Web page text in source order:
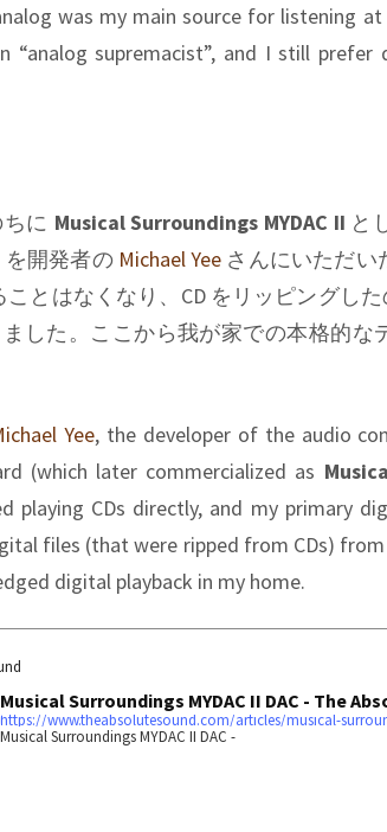
was my main source for listening
“analog supremacist”, and I still prefer
に Musical Surroundings MYDAC II と
を開発者の Michael Yee さんにいただい
ことはなくなり、CD をリッピングした
した。ここから我が家での本格的な
Yee, the developer of the audio
(which later commercialized as
playing CDs directly, and my primary
files (that were ripped from CDs) from
digital playback in my home.
Musical Surroundings MYDAC II DAC - The
https://www.theabsolutesound.com/articles/musical-
Musical Surroundings MYDAC II DAC -